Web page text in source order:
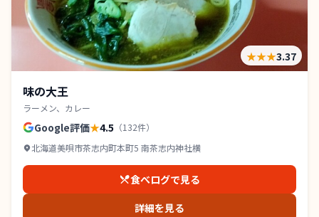
★★★3.37
味の大王
ラーメン、カレー
Google評価★4.5 （132件）
北海道美唄市茶志内町本町5 南茶志内神社横
食べログで見る
詳細を見る